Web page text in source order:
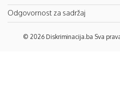
Odgovornost za sadržaj
© 2026 Diskriminacija.ba Sva